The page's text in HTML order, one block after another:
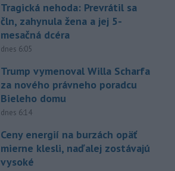
Tragická nehoda: Prevrátil sa
čln, zahynula žena a jej 5-
mesačná dcéra
dnes 6:05
Trump vymenoval Willa Scharfa
za nového právneho poradcu
Bieleho domu
dnes 6:14
Ceny energií na burzách opäť
mierne klesli, naďalej zostávajú
vysoké